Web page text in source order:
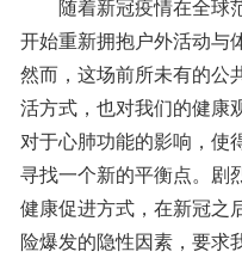
随着新冠疫情在全球
开始重新拥抱户外活动与
然而，这场前所未有的公
活方式，也对我们的健
对于心肺功能的影响，使
寻找一个新的平衡点。剧
健康促进方式，在新冠之
险爆发的隐性因素，要求